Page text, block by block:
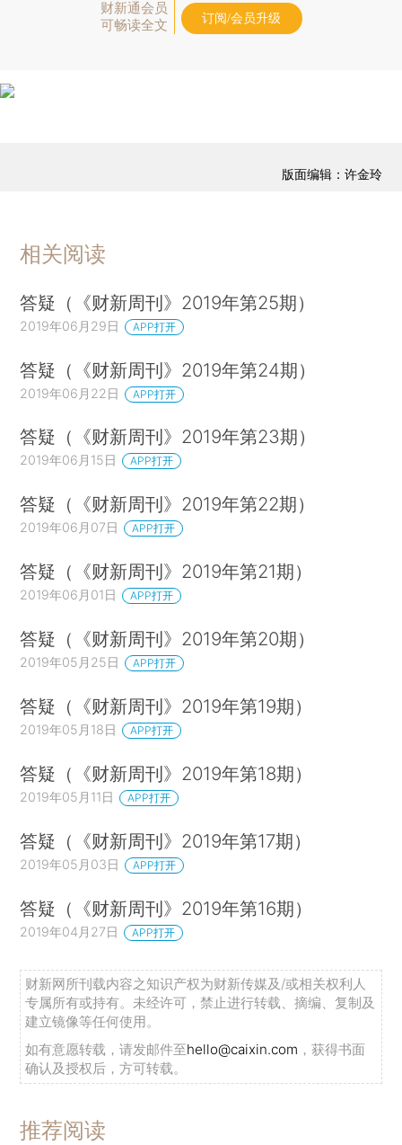
财新通会员
可畅读全文
订阅/会员升级
版面编辑：许金玲
相关阅读
答疑（《财新周刊》2019年第25期）
2019年06月29日 APP打开
答疑（《财新周刊》2019年第24期）
2019年06月22日 APP打开
答疑（《财新周刊》2019年第23期）
2019年06月15日 APP打开
答疑（《财新周刊》2019年第22期）
2019年06月07日 APP打开
答疑（《财新周刊》2019年第21期）
2019年06月01日 APP打开
答疑（《财新周刊》2019年第20期）
2019年05月25日 APP打开
答疑（《财新周刊》2019年第19期）
2019年05月18日 APP打开
答疑（《财新周刊》2019年第18期）
2019年05月11日 APP打开
答疑（《财新周刊》2019年第17期）
2019年05月03日 APP打开
答疑（《财新周刊》2019年第16期）
2019年04月27日 APP打开
财新网所刊载内容之知识产权为财新传媒及/或相关权利人
专属所有或持有。未经许可，禁止进行转载、摘编、复制及
建立镜像等任何使用。
如有意愿转载，请发邮件至hello@caixin.com ，获得书面
确认及授权后，方可转载。
推荐阅读